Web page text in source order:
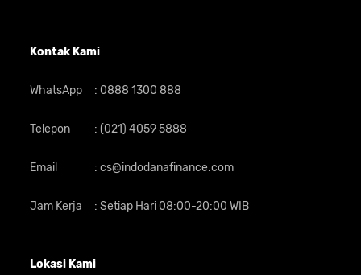
Kontak Kami
WhatsApp : 0888 1300 888
Telepon : (021) 4059 5888
Email : cs@indodanafinance.com
Jam Kerja : Setiap Hari 08:00-20:00 WIB
Lokasi Kami